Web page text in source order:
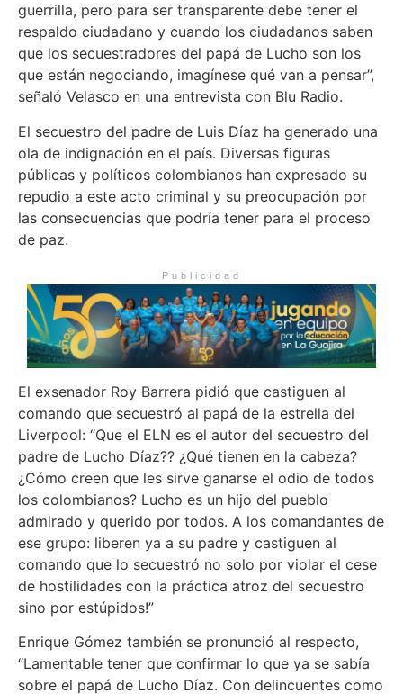
guerrilla, pero para ser transparente debe tener el
respaldo ciudadano y cuando los ciudadanos saben
que los secuestradores del papá de Lucho son los
que están negociando, imagínese qué van a pensar”,
señaló Velasco en una entrevista con Blu Radio.
El secuestro del padre de Luis Díaz ha generado una
ola de indignación en el país. Diversas figuras
públicas y políticos colombianos han expresado su
repudio a este acto criminal y su preocupación por
las consecuencias que podría tener para el proceso
de paz.
Publicidad
El exsenador Roy Barrera pidió que castiguen al
comando que secuestró al papá de la estrella del
Liverpool: “Que el ELN es el autor del secuestro del
padre de Lucho Díaz?? ¿Qué tienen en la cabeza?
¿Cómo creen que les sirve ganarse el odio de todos
los colombianos? Lucho es un hijo del pueblo
admirado y querido por todos. A los comandantes de
ese grupo: liberen ya a su padre y castiguen al
comando que lo secuestró no solo por violar el cese
de hostilidades con la práctica atroz del secuestro
sino por estúpidos!”
Enrique Gómez también se pronunció al respecto,
“Lamentable tener que confirmar lo que ya se sabía
sobre el papá de Lucho Díaz. Con delincuentes como